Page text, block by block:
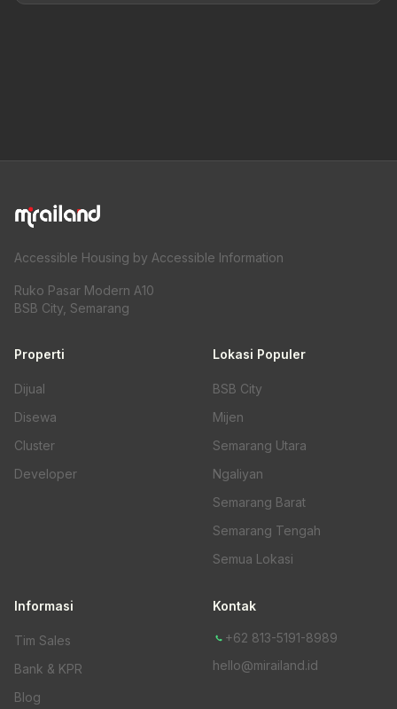
Accessible Housing by Accessible Information
Ruko Pasar Modern A10
BSB City, Semarang
Properti
Dijual
Disewa
Cluster
Developer
Lokasi Populer
BSB City
Mijen
Semarang Utara
Ngaliyan
Semarang Barat
Semarang Tengah
Semua Lokasi
Informasi
Tim Sales
Bank & KPR
Blog
Kontak
+62 813-5191-8989
hello@mirailand.id